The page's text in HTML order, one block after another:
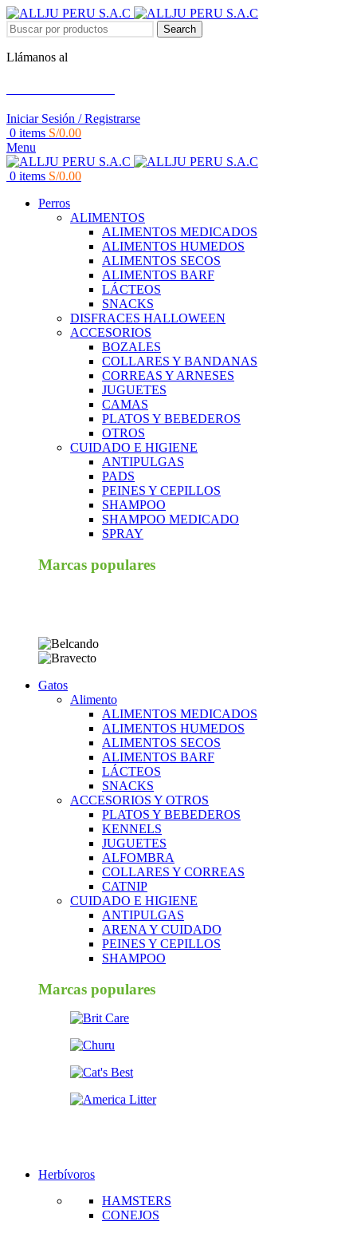
Search
Llámanos al
Iniciar Sesión / Registrarse
0 items S/0.00
Menu
0 items S/0.00
Perros
ALIMENTOS
ALIMENTOS MEDICADOS
ALIMENTOS HUMEDOS
ALIMENTOS SECOS
ALIMENTOS BARF
LÁCTEOS
SNACKS
DISFRACES HALLOWEEN
ACCESORIOS
BOZALES
COLLARES Y BANDANAS
CORREAS Y ARNESES
JUGUETES
CAMAS
PLATOS Y BEBEDEROS
OTROS
CUIDADO E HIGIENE
ANTIPULGAS
PADS
PEINES Y CEPILLOS
SHAMPOO
SHAMPOO MEDICADO
SPRAY
Marcas populares
Gatos
Alimento
ALIMENTOS MEDICADOS
ALIMENTOS HUMEDOS
ALIMENTOS SECOS
ALIMENTOS BARF
LÁCTEOS
SNACKS
ACCESORIOS Y OTROS
PLATOS Y BEBEDEROS
KENNELS
JUGUETES
ALFOMBRA
COLLARES Y CORREAS
CATNIP
CUIDADO E HIGIENE
ANTIPULGAS
ARENA Y CUIDADO
PEINES Y CEPILLOS
SHAMPOO
Marcas populares
Herbívoros
HAMSTERS
CONEJOS